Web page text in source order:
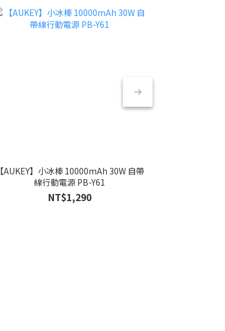
【AUKEY】小冰棒 10000mAh 30W 自帶
線行動電源 PB-Y61
NT$1,290